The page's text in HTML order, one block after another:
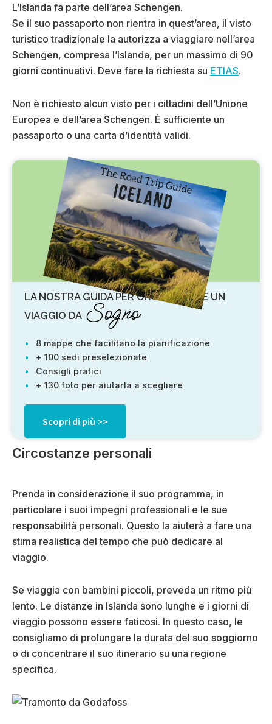
L’Islanda fa parte dell’area Schengen.
Se il suo passaporto non rientra in quest’area, il visto
turistico tradizionale la autorizza a viaggiare nell’area
Schengen, compresa l’Islanda, per un massimo di 90
giorni continuativi. Deve fare la richiesta su ETIAS.
Non è richiesto alcun visto per i cittadini dell’Unione
Europea e dell’area Schengen. È sufficiente un
passaporto o una carta d’identità validi.
LA NOSTRA GUIDA PER ORGANIZZARE UN
VIAGGIO DA Sogno
8 mappe che facilitano la pianificazione
+ 100 sedi preselezionate
Consigli pratici
+ 130 foto per aiutarla a scegliere
Scopri di più >>
Circostanze personali
Prenda in considerazione il suo programma, in
particolare i suoi impegni professionali e le sue
responsabilità personali. Questo la aiuterà a fare una
stima realistica del tempo che può dedicare al
viaggio.
Se viaggia con bambini piccoli, preveda un ritmo più
lento. Le distanze in Islanda sono lunghe e i giorni di
viaggio possono essere faticosi. In questo caso, le
consigliamo di prolungare la durata del suo soggiorno
o di concentrare il suo itinerario su una regione
specifica.